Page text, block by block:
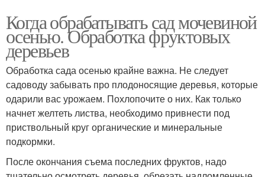
Когда обрабатывать сад мочевиной
осенью. Обработка фруктовых
деревьев
Обработка сада осенью крайне важна. Не следует
садоводу забывать про плодоносящие деревья, которые
одарили вас урожаем. Похлопочите о них. Как только
начнет желтеть листва, необходимо привнести под
приствольный круг органические и минеральные
подкормки.
После окончания съема последних фруктов, надо